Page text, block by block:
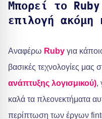
Μπορεί το
επιλογή
Αναφέρω Ruby για
βασικές τεχνολογίες μας
ανάπτυξης λογισμικού),
καλά τα πλεονεκτήματα
περίπτωση των έργων